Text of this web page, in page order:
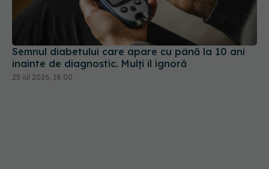
Semnul diabetului care apare cu până la 10 ani
înainte de diagnostic. Mulți îl ignoră